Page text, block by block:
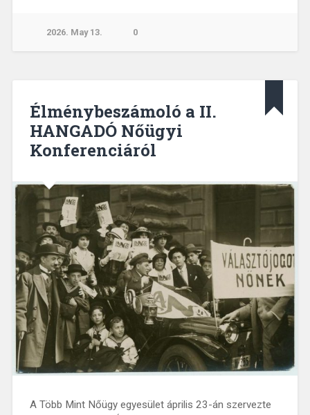
2026. May 13. 0
Élménybeszámoló a II.
HANGADÓ Nőügyi
Konferenciáról
A Több Mint Nőügy egyesület április 23-án szervezte